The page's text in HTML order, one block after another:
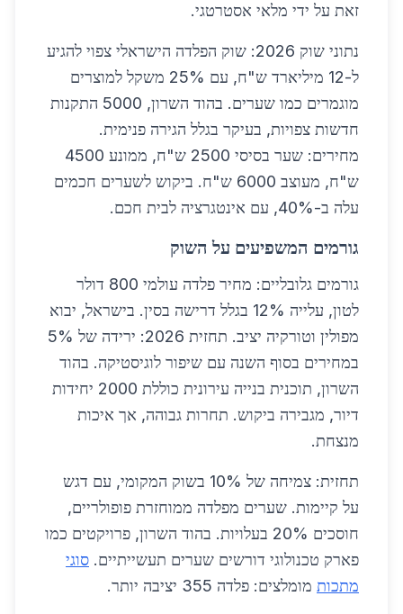
זאת על ידי מלאי אסטרטגי.
נתוני שוק 2026: שוק הפלדה הישראלי צפוי להגיע
ל-12 מיליארד ש"ח, עם 25% משקל למוצרים
מוגמרים כמו שערים. בהוד השרון, 5000 התקנות
חדשות צפויות, בעיקר בגלל הגירה פנימית.
מחירים: שער בסיסי 2500 ש"ח, ממונע 4500
ש"ח, מעוצב 6000 ש"ח. ביקוש לשערים חכמים
עלה ב-40%, עם אינטגרציה לבית חכם.
גורמים המשפיעים על השוק
גורמים גלובליים: מחיר פלדה עולמי 800 דולר
לטון, עלייה 12% בגלל דרישה בסין. בישראל, יבוא
מפולין וטורקיה יציב. תחזית 2026: ירידה של 5%
במחירים בסוף השנה עם שיפור לוגיסטיקה. בהוד
השרון, תוכנית בנייה עירונית כוללת 2000 יחידות
דיור, מגבירה ביקוש. תחרות גבוהה, אך איכות
מנצחת.
תחזית: צמיחה של 10% בשוק המקומי, עם דגש
על קיימות. שערים מפלדה ממוחזרת פופולריים,
חוסכים 20% בעלויות. בהוד השרון, פרויקטים כמו
פארק טכנולוגי דורשים שערים תעשייתיים. סוגי
מתכות מומלצים: פלדה 355 יציבה יותר.